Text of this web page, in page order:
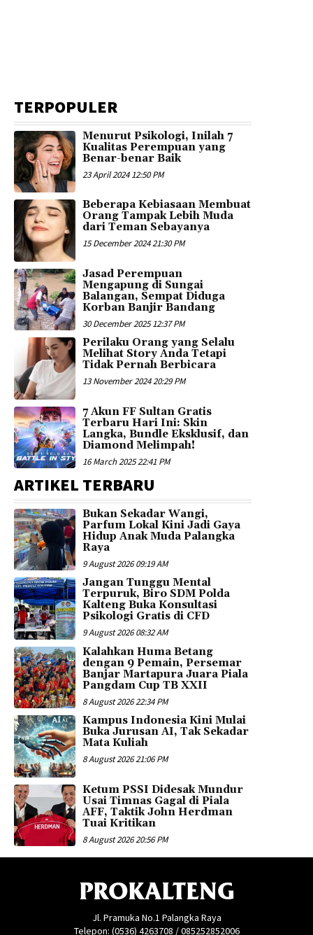
TERPOPULER
Menurut Psikologi, Inilah 7
Kualitas Perempuan yang
Benar-benar Baik
23 April 2024 12:50 PM
Beberapa Kebiasaan Membuat
Orang Tampak Lebih Muda
dari Teman Sebayanya
15 December 2024 21:30 PM
Jasad Perempuan
Mengapung di Sungai
Balangan, Sempat Diduga
Korban Banjir Bandang
30 December 2025 12:37 PM
Perilaku Orang yang Selalu
Melihat Story Anda Tetapi
Tidak Pernah Berbicara
13 November 2024 20:29 PM
7 Akun FF Sultan Gratis
Terbaru Hari Ini: Skin
Langka, Bundle Eksklusif, dan
Diamond Melimpah!
16 March 2025 22:41 PM
ARTIKEL TERBARU
Bukan Sekadar Wangi,
Parfum Lokal Kini Jadi Gaya
Hidup Anak Muda Palangka
Raya
9 August 2026 09:19 AM
Jangan Tunggu Mental
Terpuruk, Biro SDM Polda
Kalteng Buka Konsultasi
Psikologi Gratis di CFD
9 August 2026 08:32 AM
Kalahkan Huma Betang
dengan 9 Pemain, Persemar
Banjar Martapura Juara Piala
Pangdam Cup TB XXII
8 August 2026 22:34 PM
Kampus Indonesia Kini Mulai
Buka Jurusan AI, Tak Sekadar
Mata Kuliah
8 August 2026 21:06 PM
Ketum PSSI Didesak Mundur
Usai Timnas Gagal di Piala
AFF, Taktik John Herdman
Tuai Kritikan
8 August 2026 20:56 PM
PROKALTENG
Jl. Pramuka No.1 Palangka Raya
Telepon: (0536) 4263708 / 085252852006